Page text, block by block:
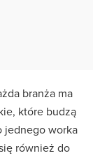
branża ma
które budzą
jednego worka
również do